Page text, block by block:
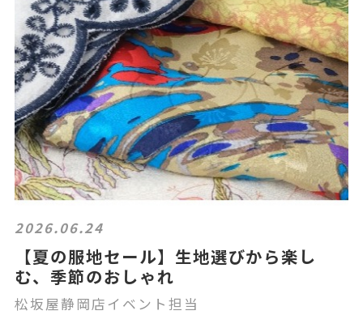
2026.06.24
【夏の服地セール】生地選びから楽し
む、季節のおしゃれ
松坂屋静岡店イベント担当